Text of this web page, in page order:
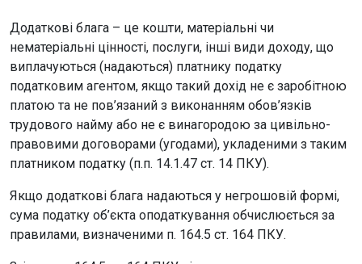
Додаткові блага – це кошти, матеріальні чи
нематеріальні цінності, послуги, інші види доходу, що
виплачуються (надаються) платнику податку
податковим агентом, якщо такий дохід не є заробітною
платою та не пов’язаний з виконанням обов’язків
трудового найму або не є винагородою за цивільно-
правовими договорами (угодами), укладеними з таким
платником податку (п.п. 14.1.47 ст. 14 ПКУ).
Якщо додаткові блага надаються у негрошовій формі,
сума податку об’єкта оподаткування обчислюється за
правилами, визначеними п. 164.5 ст. 164 ПКУ.